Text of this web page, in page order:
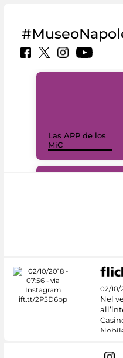
Las APP de los
MiC
02/10/
Nel